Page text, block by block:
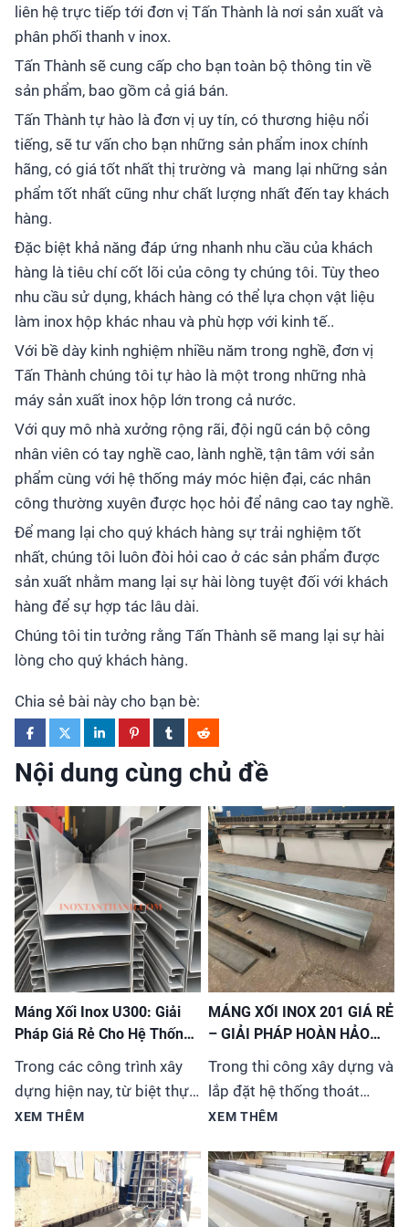
liên hệ trực tiếp tới đơn vị Tấn Thành là nơi sản xuất và
phân phối thanh v inox.
Tấn Thành sẽ cung cấp cho bạn toàn bộ thông tin về
sản phẩm, bao gồm cả giá bán.
Tấn Thành tự hào là đơn vị uy tín, có thương hiệu nổi
tiếng, sẽ tư vấn cho bạn những sản phẩm inox chính
hãng, có giá tốt nhất thị trường và mang lại những sản
phẩm tốt nhất cũng như chất lượng nhất đến tay khách
hàng.
Đặc biệt khả năng đáp ứng nhanh nhu cầu của khách
hàng là tiêu chí cốt lõi của công ty chúng tôi. Tùy theo
nhu cầu sử dụng, khách hàng có thể lựa chọn vật liệu
làm inox hộp khác nhau và phù hợp với kinh tế..
Với bề dày kinh nghiệm nhiều năm trong nghề, đơn vị
Tấn Thành chúng tôi tự hào là một trong những nhà
máy sản xuất inox hộp lớn trong cả nước.
Với quy mô nhà xưởng rộng rãi, đội ngũ cán bộ công
nhân viên có tay nghề cao, lành nghề, tận tâm với sản
phẩm cùng với hệ thống máy móc hiện đại, các nhân
công thường xuyên được học hỏi để nâng cao tay nghề.
Để mang lại cho quý khách hàng sự trải nghiệm tốt
nhất, chúng tôi luôn đòi hỏi cao ở các sản phẩm được
sản xuất nhằm mang lại sự hài lòng tuyệt đối với khách
hàng để sự hợp tác lâu dài.
Chúng tôi tin tưởng rằng Tấn Thành sẽ mang lại sự hài
lòng cho quý khách hàng.
Chia sẻ bài này cho bạn bè:
Nội dung cùng chủ đề
Máng Xối Inox U300: Giải
Pháp Giá Rẻ Cho Hệ Thống
Trong các công trình xây
dựng hiện nay, từ biệt thự,
nhà phố đến các tòa nhà
thống máng xối (hay còn
gọi là ống thoát nước
mưa) không chỉ đơn thuần
XEM THÊM
MÁNG XỐI INOX 201 GIÁ RẺ
– GIẢI PHÁP HOÀN HẢO
CHO MỌI CÔNG TRÌNH
Trong thi công xây dựng và
lắp đặt hệ thống thoát
nước, việc lựa chọn vật liệu
lượng vừa tiết kiệm chi phí
luôn là ưu tiên hàng
đầu. Máng xối inox 201 đã
XEM THÊM